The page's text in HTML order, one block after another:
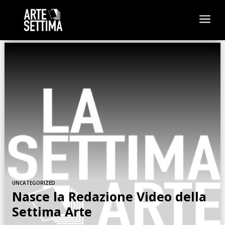
a
UNCATEGORIZED
Nasce la Redazione Video della
Settima Arte